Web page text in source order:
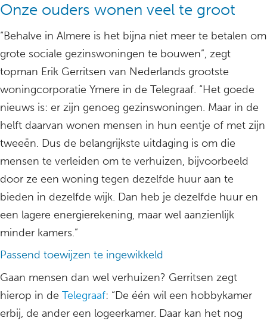
Onze ouders wonen veel te groot
“Behalve in Almere is het bijna niet meer te betalen om
grote sociale gezinswoningen te bouwen”, zegt
topman Erik Gerritsen van Nederlands grootste
woningcorporatie Ymere in de Telegraaf. “Het goede
nieuws is: er zijn genoeg gezinswoningen. Maar in de
helft daarvan wonen mensen in hun eentje of met zijn
tweeën. Dus de belangrijkste uitdaging is om die
mensen te verleiden om te verhuizen, bijvoorbeeld
door ze een woning tegen dezelfde huur aan te
bieden in dezelfde wijk. Dan heb je dezelfde huur en
een lagere energierekening, maar wel aanzienlijk
minder kamers.”
Passend toewijzen te ingewikkeld
Gaan mensen dan wel verhuizen? Gerritsen zegt
hierop in de Telegraaf: “De één wil een hobbykamer
erbij, de ander een logeerkamer. Daar kan het nog